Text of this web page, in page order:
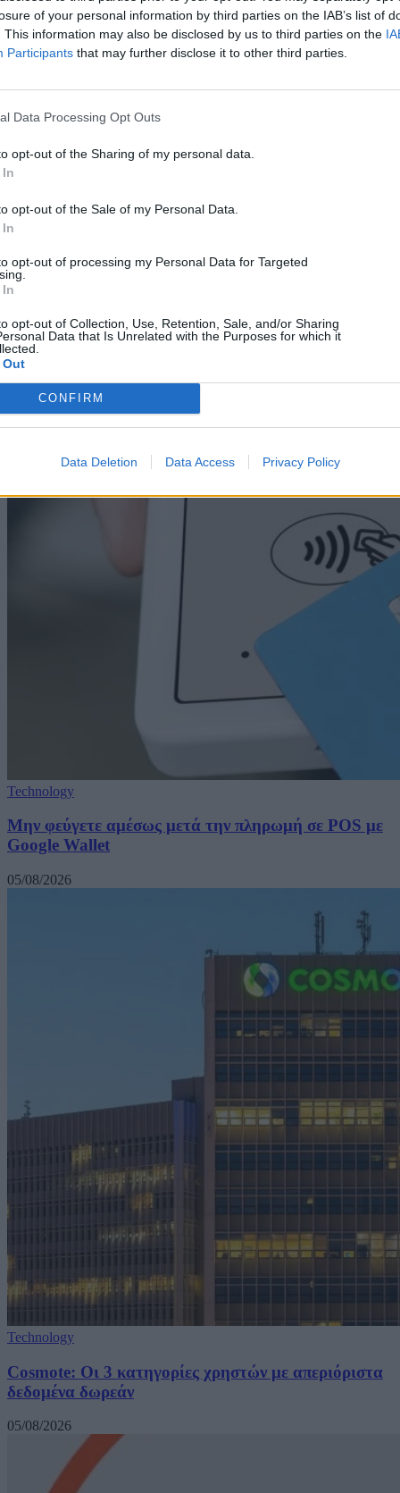
of your personal information by third parties on the IAB’s list of
This information may also be disclosed by us to third parties on the
Participants that may further disclose it to other third parties.
Data Processing Opt Outs
opt-out of the Sharing of my personal data.
opt-out of the Sale of my Personal Data.
opt-out of processing my Personal Data for Targeted
opt-out of Collection, Use, Retention, Sale, and/or Sharing
Data that Is Unrelated with the Purposes for which it
CONFIRM
Data Deletion Data Access Privacy Policy
Android
Sunbird: Κάνει το ντεμπούτο του στο Android και
φέρνει το iMessage
05/08/2026
Technology
Μην φεύγετε αμέσως μετά την πληρωμή σε POS με
Google Wallet
05/08/2026
Technology
Cosmote: Οι 3 κατηγορίες χρηστών με απεριόριστα
δεδομένα δωρεάν
05/08/2026